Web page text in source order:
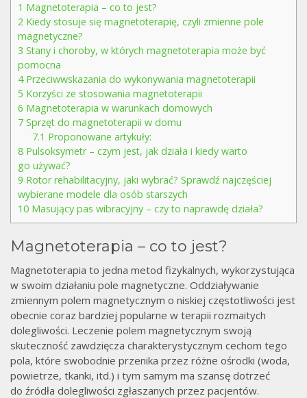
1 Magnetoterapia – co to jest?
2 Kiedy stosuje się magnetoterapię, czyli zmienne pole
magnetyczne?
3 Stany i choroby, w których magnetoterapia może być
pomocna
4Przeciwwskazania do wykonywania magnetoterapii
5 Korzyści ze stosowania magnetoterapii
6 Magnetoterapia w warunkach domowych
7 Sprzęt do magnetoterapii w domu
7.1 Proponowane artykuły:
8 Pulsoksymetr – czym jest, jak działa i kiedy warto
go używać?
9 Rotor rehabilitacyjny, jaki wybrać? Sprawdź najczęściej
wybierane modele dla osób starszych
10 Masujący pas wibracyjny – czy to naprawdę działa?
Magnetoterapia – co to jest?
Magnetoterapia to jedna metod fizykalnych, wykorzystująca
w swoim działaniu pole magnetyczne. Oddziaływanie
zmiennym polem magnetycznym o niskiej częstotliwości jest
obecnie coraz bardziej popularne w terapii rozmaitych
dolegliwości. Leczenie polem magnetycznym swoją
skuteczność zawdzięcza charakterystycznym cechom tego
pola, które swobodnie przenika przez różne ośrodki (woda,
powietrze, tkanki, itd.) i tym samym ma szansę dotrzeć
do źródła dolegliwości zgłaszanych przez pacjentów.